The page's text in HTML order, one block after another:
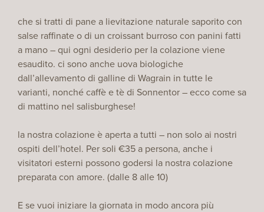
che si tratti di pane a lievitazione naturale saporito con
salse raffinate o di un croissant burroso con panini fatti
a mano – qui ogni desiderio per la colazione viene
esaudito. ci sono anche uova biologiche
dall’allevamento di galline di Wagrain in tutte le
varianti, nonché caffè e tè di Sonnentor – ecco come sa
di mattino nel salisburghese!
la nostra colazione è aperta a tutti – non solo ai nostri
ospiti dell’hotel. Per soli €35 a persona, anche i
visitatori esterni possono godersi la nostra colazione
preparata con amore. (dalle 8 alle 10)
E se vuoi iniziare la giornata in modo ancora più